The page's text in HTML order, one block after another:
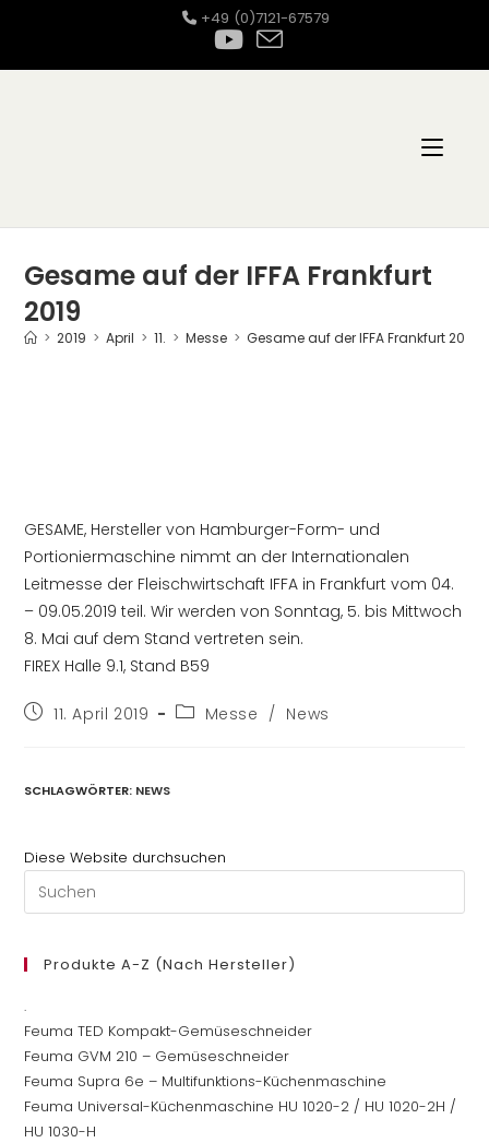
springen
+49 (0)7121-67579
Gesame auf der IFFA Frankfurt
2019
> 2019 > April > 11. > Messe > Gesame auf der IFFA Frankfurt 2019
GESAME, Hersteller von Hamburger-Form- und
Portioniermaschine nimmt an der Internationalen
Leitmesse der Fleischwirtschaft IFFA in Frankfurt vom 04.
– 09.05.2019 teil. Wir werden von Sonntag, 5. bis Mittwoch
8. Mai auf dem Stand vertreten sein.
FIREX Halle 9.1, Stand B59
Beitrag11. April 2019
Beitrags-
Messe / News
SCHLAGWÖRTER: NEWS
Diese Website durchsuchen
Produkte A-Z (nach Hersteller)
.
Feuma TED Kompakt-Gemüseschneider
Feuma GVM 210 – Gemüseschneider
Feuma Supra 6e – Multifunktions-Küchenmaschine
Feuma Universal-Küchenmaschine HU 1020-2 / HU 1020-2H /
HU 1030-H